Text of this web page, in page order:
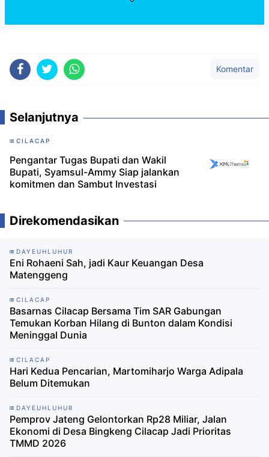
Komentar
Selanjutnya
CILACAP
Pengantar Tugas Bupati dan Wakil
Bupati, Syamsul-Ammy Siap jalankan
komitmen dan Sambut Investasi
Direkomendasikan
DAYEUHLUHUR
Eni Rohaeni Sah, jadi Kaur Keuangan Desa
Matenggeng
CILACAP
Basarnas Cilacap Bersama Tim SAR Gabungan
Temukan Korban Hilang di Bunton dalam Kondisi
Meninggal Dunia
CILACAP
Hari Kedua Pencarian, Martomiharjo Warga Adipala
Belum Ditemukan
DAYEUHLUHUR
Pemprov Jateng Gelontorkan Rp28 Miliar, Jalan
Ekonomi di Desa Bingkeng Cilacap Jadi Prioritas
TMMD 2026